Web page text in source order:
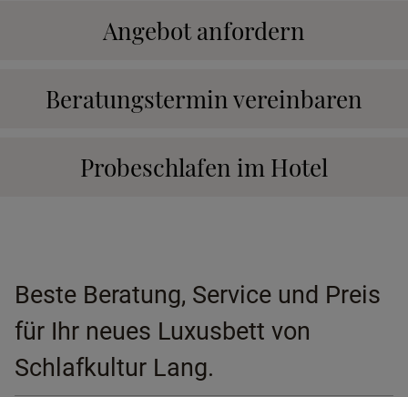
Angebot anfordern
Beratungstermin vereinbaren
Probeschlafen im Hotel
Beste Beratung, Service und Preis
für Ihr neues Luxusbett von
Schlafkultur Lang.